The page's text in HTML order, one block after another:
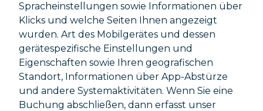
Spracheinstellungen sowie Informationen über
Klicks und welche Seiten Ihnen angezeigt
wurden. Art des Mobilgerätes und dessen
gerätespezifische Einstellungen und
Eigenschaften sowie Ihren geografischen
Standort, Informationen über App-Abstürze
und andere Systemaktivitäten. Wenn Sie eine
Buchung abschließen, dann erfasst unser